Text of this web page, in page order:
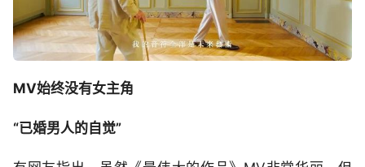
MV始终没有女主角
“已婚男人的自觉”